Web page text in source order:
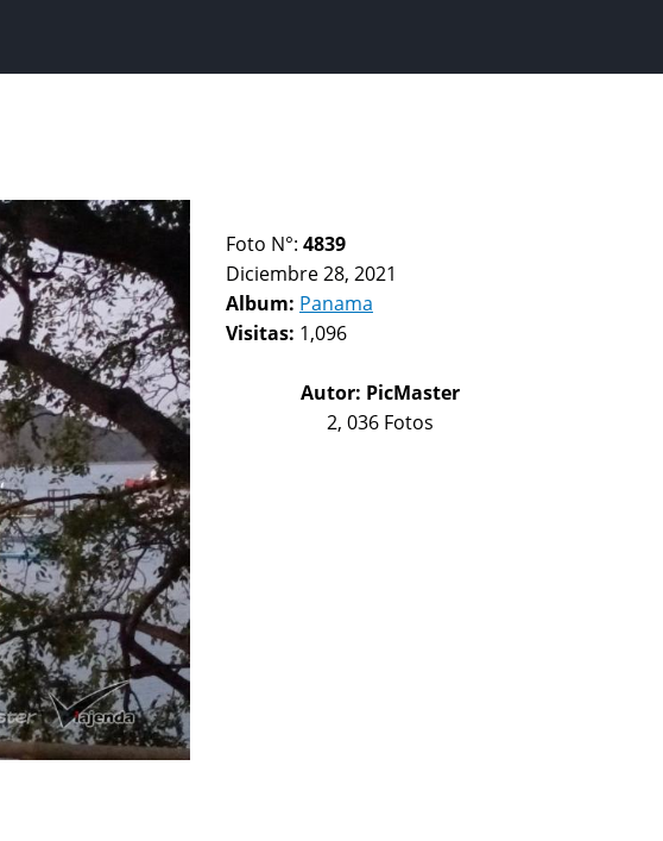
Foto N°: 4839
Diciembre 28, 2021
Album: Panama
Visitas: 1,096
Autor: PicMaster
2, 036 Fotos